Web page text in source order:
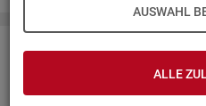
AUSWAHL
ALLE
Er­klä­rung zur
Hier fin­den Sie un­se­re